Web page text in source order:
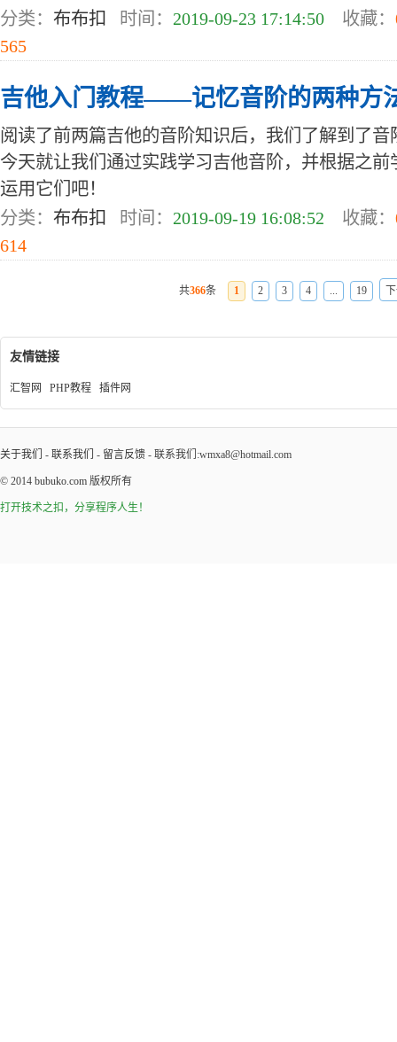
分类： 布布扣 时间： 2019-09-23 17:14:50 收藏：
565
吉他入门教程——记忆音阶的两种方
阅读了前两篇吉他的音阶知识后，我们了解到了
今天就让我们通过实践学习吉他音阶，并根据之
运用它们吧！
分类： 布布扣 时间： 2019-09-19 16:08:52 收藏：
614
共366条 1 2 3 4 ... 19
友情链接
汇智网 PHP教程 插件网
关于我们 - 联系我们 - 留言反馈 - 联系我们:wmxa8@hotmail.com
© 2014 bubuko.com 版权所有
打开技术之扣，分享程序人生！